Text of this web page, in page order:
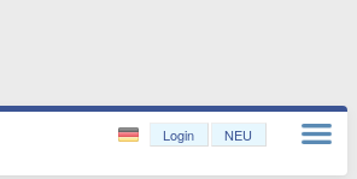
Login NEU